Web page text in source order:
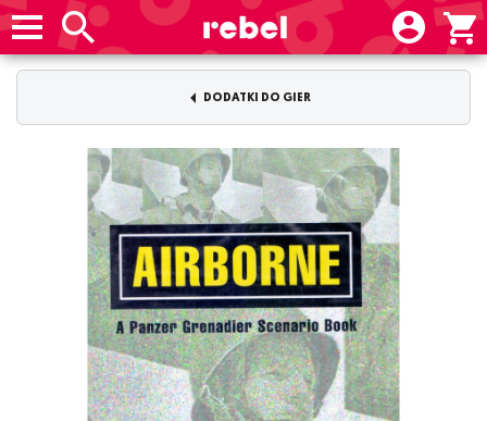
DODATKI DO GIER